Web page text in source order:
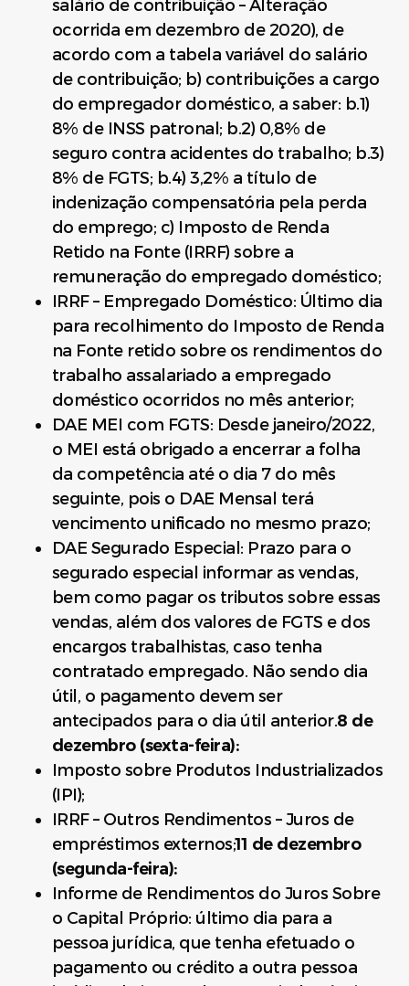
salário de contribuição – Alteração
ocorrida em dezembro de 2020), de
acordo com a tabela variável do salário
de contribuição; b) contribuições a cargo
do empregador doméstico, a saber: b.1)
8% de INSS patronal; b.2) 0,8% de
seguro contra acidentes do trabalho; b.3)
8% de FGTS; b.4) 3,2% a título de
indenização compensatória pela perda
do emprego; c) Imposto de Renda
Retido na Fonte (IRRF) sobre a
remuneração do empregado doméstico;
IRRF – Empregado Doméstico: Último dia
para recolhimento do Imposto de Renda
na Fonte retido sobre os rendimentos do
trabalho assalariado a empregado
doméstico ocorridos no mês anterior;
DAE MEI com FGTS: Desde janeiro/2022,
o MEI está obrigado a encerrar a folha
da competência até o dia 7 do mês
seguinte, pois o DAE Mensal terá
vencimento unificado no mesmo prazo;
DAE Segurado Especial: Prazo para o
segurado especial informar as vendas,
bem como pagar os tributos sobre essas
vendas, além dos valores de FGTS e dos
encargos trabalhistas, caso tenha
contratado empregado. Não sendo dia
útil, o pagamento devem ser
antecipados para o dia útil anterior.8 de
dezembro (sexta-feira):
Imposto sobre Produtos Industrializados
(IPI);
IRRF – Outros Rendimentos – Juros de
empréstimos externos;11 de dezembro
(segunda-feira):
Informe de Rendimentos do Juros Sobre
o Capital Próprio: último dia para a
pessoa jurídica, que tenha efetuado o
pagamento ou crédito a outra pessoa